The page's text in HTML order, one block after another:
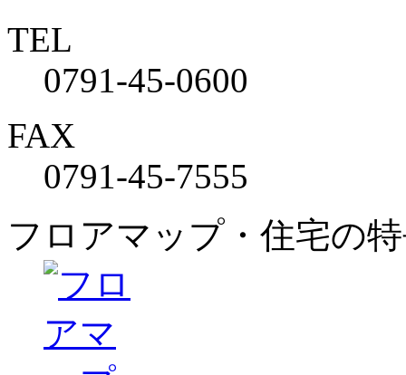
TEL
0791-45-0600
FAX
0791-45-7555
フロアマップ・住宅の